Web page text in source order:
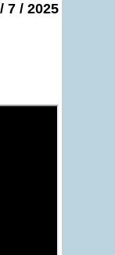
2025 / 7 / 13